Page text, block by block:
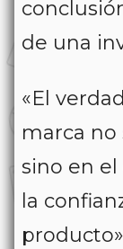
de una
«El
marca no
sino en
la